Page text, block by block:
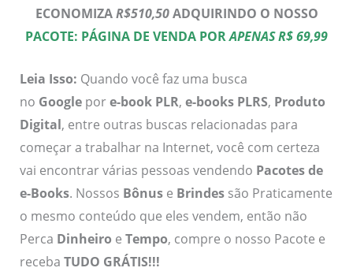
ECONOMIZAR$510,50ADQUIRINDO O NOSSO
PACOTE: PÁGINA DE VENDA PORAPENAS R$ 69,99
Leia Isso: Quando você faz uma busca
no Googlepore-book PLR, e-books PLRS, Produto
Digital, entre outras buscas relacionadas para
começar a trabalhar na Internet, você com certeza
vai encontrar várias pessoas vendendo Pacotes de
e-Books. Nossos Bônuse Brindessão Praticamente
o mesmo conteúdo que eles vendem, então não
Perca Dinheiro e Tempo, compre o nosso Pacote e
receba TUDO GRÁTIS!!!